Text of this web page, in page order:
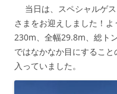
当日は、スペシャルゲ
さまをお迎えしました！
230m、全幅29.8m、総ト
ではなかなか目にするこ
入っていました。